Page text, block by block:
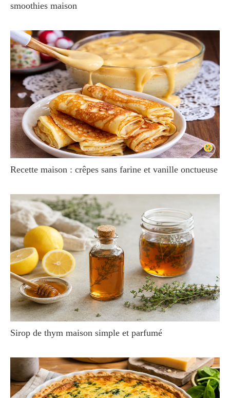
smoothies maison
Recette maison : crêpes sans farine et vanille onctueuse
Sirop de thym maison simple et parfumé